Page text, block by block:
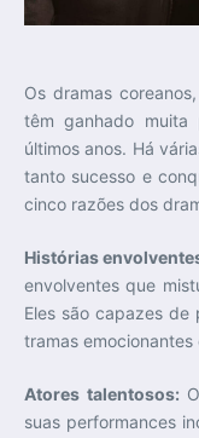
Os dramas
têm ganhado muita
últimos anos. Há
tanto sucesso e
cinco razões dos
Histórias
envolventes que
Eles são capazes
tramas
Atores talentosos:
suas performances